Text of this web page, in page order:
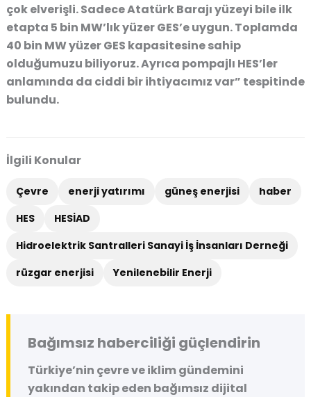
çok elverişli. Sadece Atatürk Barajı yüzeyi bile ilk
etapta 5 bin MW’lık yüzer GES’e uygun. Toplamda
40 bin MW yüzer GES kapasitesine sahip
olduğumuzu biliyoruz. Ayrıca pompajlı HES’ler
anlamında da ciddi bir ihtiyacımız var” tespitinde
bulundu.
İlgili Konular
Çevre enerji yatırımı güneş enerjisi
haber
HES
HESİAD
Hidroelektrik Santralleri Sanayi İş İnsanları Derneği
rüzgar enerjisi
Yenilenebilir Enerji
Bağımsız haberciliği güçlendirin
Türkiye’nin çevre ve iklim gündemini
yakından takip eden bağımsız dijital